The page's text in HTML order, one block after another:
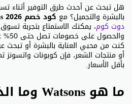
هل تبحث عن أحدث طرق التوفير أثناء
بالبشرة والتجميل؟ مع كود خصم Watsons 2026
دوت كوم، يمكنك الاستمتاع بتجربة تسوق
كنت من محبي العناية بالبشرة أو
أو منتجات الشعر، فإن كوبونات واتسونز
بأقل الأسعار.
ما هو Watsons وما الذي يقدمه؟